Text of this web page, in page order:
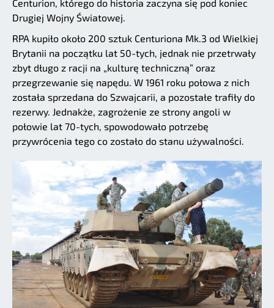
Centurion, którego do historia zaczyna się pod koniec
Drugiej Wojny Światowej.
RPA kupiło około 200 sztuk Centuriona Mk.3 od Wielkiej
Brytanii na początku lat 50-tych, jednak nie przetrwały
zbyt długo z racji na „kulturę techniczną” oraz
przegrzewanie się napędu. W 1961 roku połowa z nich
została sprzedana do Szwajcarii, a pozostałe trafiły do
rezerwy. Jednakże, zagrożenie ze strony angoli w
połowie lat 70-tych, spowodowało potrzebę
przywrócenia tego co zostało do stanu używalności.